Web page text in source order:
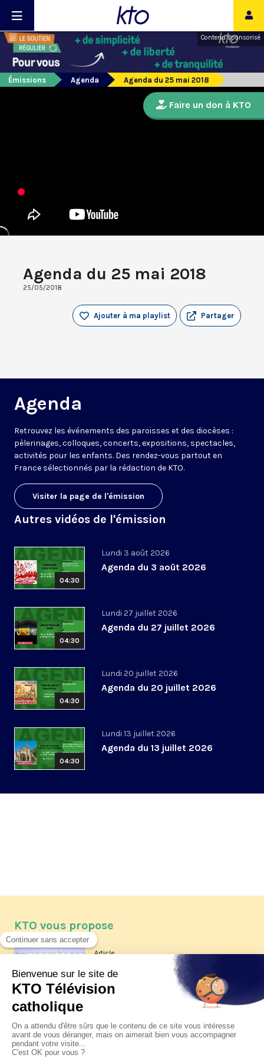
Contenu sponsorisé
Émissions Agenda Agenda du 25 mai 2018
Agenda du 25 mai 2018
25/05/2018
Partager
Ajouter à ma playlist
Agenda
Retrouvez les événements des paroisses et des diocèses :
pèlerinages, colloques, concerts, expositions, spectacles,
activités pour les enfants. Des rendez-vous partout en
France sélectionnés par la rédaction de KTO.
Visiter la page de l'émission
Autres vidéos de l'émission
04:30
Lundi 3 août 2026
Agenda du 3 août 2026
04:30
Lundi 27 juillet 2026
Agenda du 27 juillet 2026
04:30
Lundi 20 juillet 2026
Agenda du 20 juillet 2026
04:30
Lundi 13 juillet 2026
Agenda du 13 juillet 2026
Faire un don à KTO
KTO vous propose
Article
Les reportages d'été 2026 de KTO
La visite pastorale du pape Léon
XIV à Assise à suivre sur KTO le
jeudi 6 août